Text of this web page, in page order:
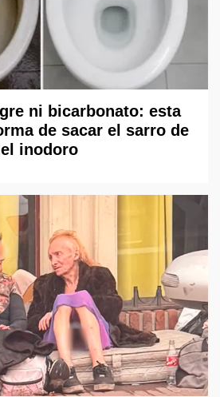
ni bicarbonato: esta
de sacar el sarro de
inodoro